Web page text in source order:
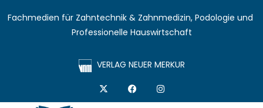
Fachmedien für Zahntechnik & Zahnmedizin, Podologie und
Professionelle Hauswirtschaft
VERLAG NEUER MERKUR